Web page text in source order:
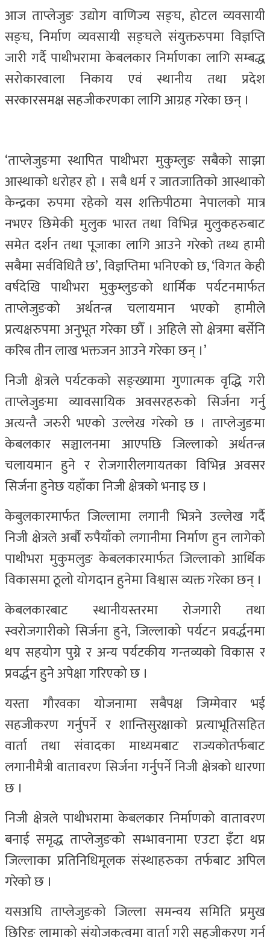
आज ताप्लेजुङ उद्योग वाणिज्य सङ्घ, होटल व्यवसायी
सङ्घ, निर्माण व्यवसायी सङ्घले संयुक्तरुपमा विज्ञप्ति
जारी गर्दै पाथीभरामा केबलकार निर्माणका लागि सम्बद्ध
सरोकारवाला निकाय एवं स्थानीय तथा प्रदेश
सरकारसमक्ष सहजीकरणका लागि आग्रह गरेका छन् ।
‘ताप्लेजुङमा स्थापित पाथीभरा मुकुम्लुङ सबैको साझा
आस्थाको धरोहर हो । सबै धर्म र जातजातिको आस्थाको
केन्द्रका रुपमा रहेको यस शक्तिपीठमा नेपालको मात्र
नभएर छिमेकी मुलुक भारत तथा विभिन्न मुलुकहरुबाट
समेत दर्शन तथा पूजाका लागि आउने गरेको तथ्य हामी
सबैमा सर्वविधितै छ’, विज्ञप्तिमा भनिएको छ, ‘विगत केही
वर्षदेखि पाथीभरा मुकुम्लुङको धार्मिक पर्यटनमार्फत
ताप्लेजुङको अर्थतन्त्र चलायमान भएको हामीले
प्रत्यक्षरुपमा अनुभूत गरेका छौँ । अहिले सो क्षेत्रमा बर्सेनि
करिब तीन लाख भक्तजन आउने गरेका छन् ।’
निजी क्षेत्रले पर्यटकको सङ्ख्यामा गुणात्मक वृद्धि गरी
ताप्लेजुङमा व्यावसायिक अवसरहरुको सिर्जना गर्नु
अत्यन्तै जरुरी भएको उल्लेख गरेको छ । ताप्लेजुङमा
केबलकार सञ्चालनमा आएपछि जिल्लाको अर्थतन्त्र
चलायमान हुने र रोजगारीलगायतका विभिन्न अवसर
सिर्जना हुनेछ यहाँका निजी क्षेत्रको भनाइ छ ।
केबुलकारमार्फत जिल्लामा लगानी भित्रने उल्लेख गर्दै
निजी क्षेत्रले अर्बौं रुपैयाँको लगानीमा निर्माण हुन लागेको
पाथीभरा मुकुमलुङ केबलकारमार्फत जिल्लाको आर्थिक
विकासमा ठूलो योगदान हुनेमा विश्वास व्यक्त गरेका छन् ।
केबलकारबाट स्थानीयस्तरमा रोजगारी तथा
स्वरोजगारीको सिर्जना हुने, जिल्लाको पर्यटन प्रवर्द्धनमा
थप सहयोग पुग्ने र अन्य पर्यटकीय गन्तव्यको विकास र
प्रवर्द्धन हुने अपेक्षा गरिएको छ ।
यस्ता गौरवका योजनामा सबैपक्ष जिम्मेवार भई
सहजीकरण गर्नुपर्ने र शान्तिसुरक्षाको प्रत्याभूतिसहित
वार्ता तथा संवादका माध्यमबाट राज्यकोतर्फबाट
लगानीमैत्री वातावरण सिर्जना गर्नुपर्ने निजी क्षेत्रको धारणा
छ ।
निजी क्षेत्रले पाथीभरामा केबलकार निर्माणको वातावरण
बनाई समृद्ध ताप्लेजुङको सम्भावनामा एउटा इँटा थप्न
जिल्लाका प्रतिनिधिमूलक संस्थाहरुका तर्फबाट अपिल
गरेको छ ।
यसअघि ताप्लेजुङको जिल्ला समन्वय समिति प्रमुख
छिरिङ लामाको संयोजकत्वमा वार्ता गरी सहजीकरण गर्न